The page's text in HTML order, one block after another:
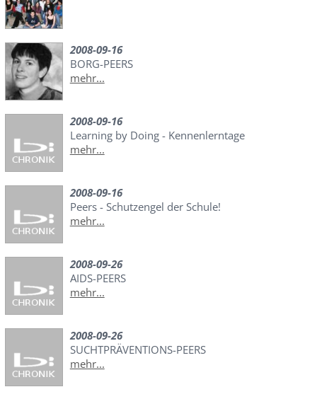
2008-09-16
BORG-PEERS
mehr...
2008-09-16
Learning by Doing - Kennenlerntage
mehr...
2008-09-16
Peers - Schutzengel der Schule!
mehr...
2008-09-26
AIDS-PEERS
mehr...
2008-09-26
SUCHTPRÄVENTIONS-PEERS
mehr...